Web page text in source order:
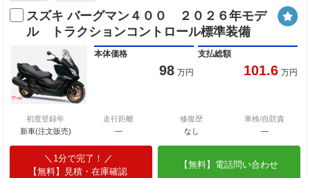
スズキ バーグマン４００ ２０２６年モデ
ル トラクションコントロール標準装備
本体価格
98 万円
支払総額
101.6 万円
初度登録年
新車(注文販売)
走行距離
―
修復歴
なし
車検/自賠責
―
1分で完了！
【無料】見積・在庫確認
【無料】電話問い合わせ